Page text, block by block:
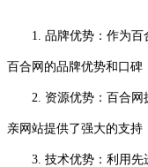
1. 品牌优势：作为
百合网的品牌优势和口碑
2. 资源优势：百合网
亲网站提供了强大的支持
3. 技术优势：利用先